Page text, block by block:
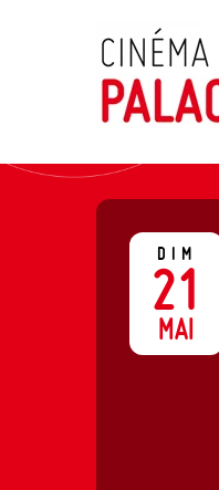
DIM
21
MAI